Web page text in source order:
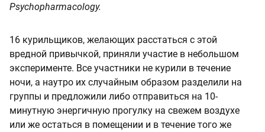
Psychopharmacology.
16 курильщиков, желающих расстаться с этой
вредной привычкой, приняли участие в небольшом
эксперименте. Все участники не курили в течение
ночи, а наутро их случайным образом разделили на
группы и предложили либо отправиться на 10-
минутную энергичную прогулку на свежем воздухе
или же остаться в помещении и в течение того же